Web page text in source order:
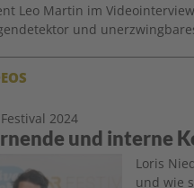
Leo Martin im
und
2024
und interne
Loris
und wie